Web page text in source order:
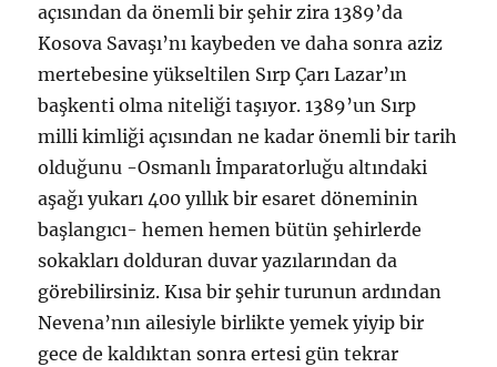
açısından da önemli bir şehir zira 1389’da
Kosova Savaşı’nı kaybeden ve daha sonra aziz
mertebesine yükseltilen Sırp Çarı Lazar’ın
başkenti olma niteliği taşıyor. 1389’un Sırp
milli kimliği açısından ne kadar önemli bir tarih
olduğunu -Osmanlı İmparatorluğu altındaki
aşağı yukarı 400 yıllık bir esaret döneminin
başlangıcı- hemen hemen bütün şehirlerde
sokakları dolduran duvar yazılarından da
görebilirsiniz. Kısa bir şehir turunun ardından
Nevena’nın ailesiyle birlikte yemek yiyip bir
gece de kaldıktan sonra ertesi gün tekrar